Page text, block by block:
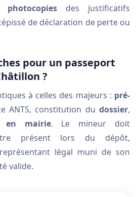
des justificatifs
de déclaration de perte ou
pour un passeport
?
à celles des majeurs : pré-
ANTS, constitution du dossier,
en mairie. Le mineur doit
présent lors du dépôt,
légal muni de son
valide.